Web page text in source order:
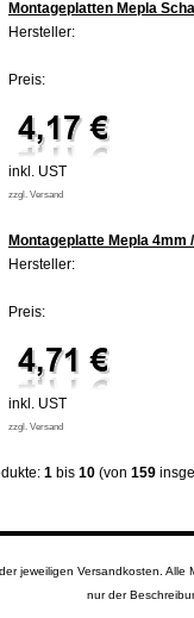
Montageplatten Mepla
Hersteller:
Preis:
inkl. UST
zzgl. Versand
Montageplatte Mepla 4mm
Hersteller:
Preis:
inkl. UST
zzgl. Versand
1 bis 10 (von 159
jeweiligen Versandkosten.
nur der